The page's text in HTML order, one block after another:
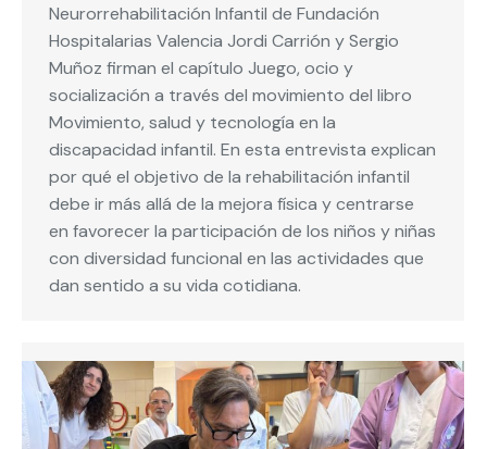
Neurorrehabilitación Infantil de Fundación
Hospitalarias Valencia Jordi Carrión y Sergio
Muñoz firman el capítulo Juego, ocio y
socialización a través del movimiento del libro
Movimiento, salud y tecnología en la
discapacidad infantil. En esta entrevista explican
por qué el objetivo de la rehabilitación infantil
debe ir más allá de la mejora física y centrarse
en favorecer la participación de los niños y niñas
con diversidad funcional en las actividades que
dan sentido a su vida cotidiana.